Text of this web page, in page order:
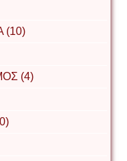
(10)
(4)